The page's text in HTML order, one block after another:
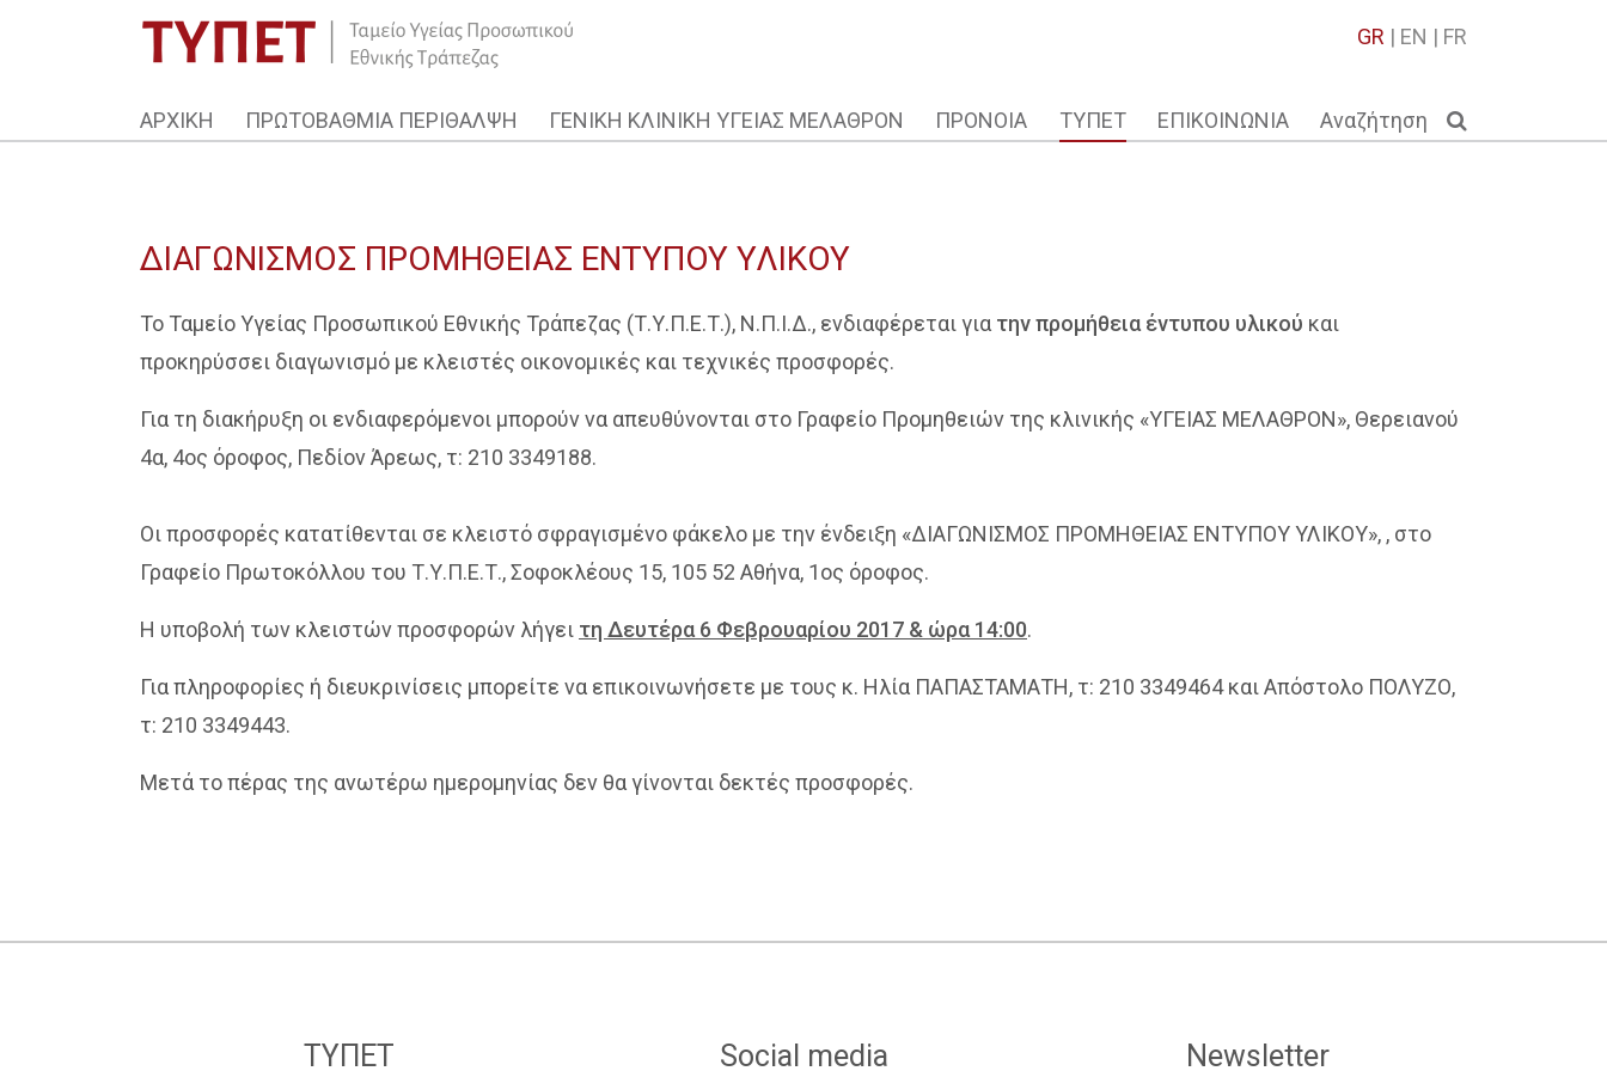
GR | EN | FR
ΑΡΧΙΚΗ ΠΡΩΤΟΒΑΘΜΙΑ ΠΕΡΙΘΑΛΨΗ ΓΕΝΙΚΗ ΚΛΙΝΙΚΗ ΥΓΕΙΑΣ ΜΕΛΑΘΡΟΝ ΠΡΟΝΟΙΑ ΤΥΠΕΤ ΕΠΙΚΟΙΝΩΝΙΑ Αναζήτηση
ΔΙΑΓΩΝΙΣΜΟΣ ΠΡΟΜΗΘΕΙΑΣ ΕΝΤΥΠΟΥ ΥΛΙΚΟΥ
Το Ταμείο Υγείας Προσωπικού Εθνικής Τράπεζας (Τ.Υ.Π.Ε.Τ.), Ν.Π.Ι.Δ., ενδιαφέρεται για την προμήθεια έντυπου υλικού και
προκηρύσσει διαγωνισμό με κλειστές οικονομικές και τεχνικές προσφορές.
Για τη διακήρυξη οι ενδιαφερόμενοι μπορούν να απευθύνονται στο Γραφείο Προμηθειών της κλινικής «ΥΓΕΙΑΣ ΜΕΛΑΘΡΟΝ», Θερειανού
4α, 4ος όροφος, Πεδίον Άρεως, τ: 210 3349188.
Οι προσφορές κατατίθενται σε κλειστό σφραγισμένο φάκελο με την ένδειξη «ΔΙΑΓΩΝΙΣΜΟΣ ΠΡΟΜΗΘΕΙΑΣ ΕΝΤΥΠΟΥ ΥΛΙΚΟΥ», , στο
Γραφείο Πρωτοκόλλου του Τ.Υ.Π.Ε.Τ., Σοφοκλέους 15, 105 52 Αθήνα, 1ος όροφος.
Η υποβολή των κλειστών προσφορών λήγει τη Δευτέρα 6 Φεβρουαρίου 2017 & ώρα 14:00.
Για πληροφορίες ή διευκρινίσεις μπορείτε να επικοινωνήσετε με τους κ. Ηλία ΠΑΠΑΣΤΑΜΑΤΗ, τ: 210 3349464 και Απόστολο ΠΟΛΥΖΟ,
τ: 210 3349443.
Μετά το πέρας της ανωτέρω ημερομηνίας δεν θα γίνονται δεκτές προσφορές.
ΤΥΠΕΤ Social media Newsletter